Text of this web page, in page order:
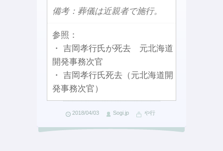
備考：葬儀は近親者で施行。
参照：
・ 吉岡孝行氏が死去 元北海道
開発事務次官
・ 吉岡孝行氏死去（元北海道開
発事務次官）
2018/04/03 Sogi.jp や行